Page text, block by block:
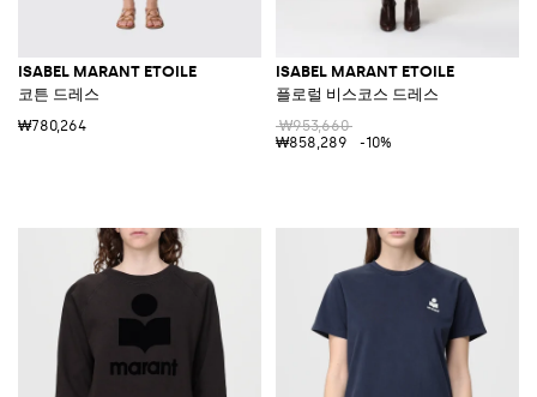
ISABEL MARANT ETOILE
코튼 드레스
₩780,264
ISABEL MARANT ETOILE
플로럴 비스코스 드레스
₩953,660
₩858,289
-10%